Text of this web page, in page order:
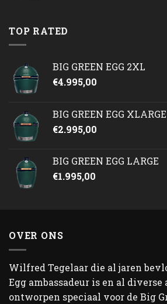
TOP RATED
BIG GREEN EGG 2XL
€4.995,00
BIG GREEN EGG XLARGE
€2.995,00
BIG GREEN EGG LARGE
€1.995,00
OVER ONS
Wilfred Tegelaar die al jaren
Egg ambassadeur is en al diverse
ontworpen speciaal voor de Big